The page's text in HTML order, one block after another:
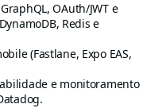
OAuth/JWT e
Redis e
(Fastlane, Expo EAS,
e monitoramento